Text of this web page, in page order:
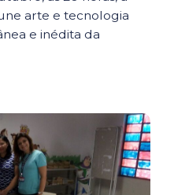
arte e tecnologia
e inédita da